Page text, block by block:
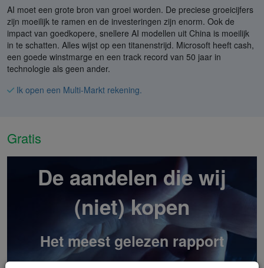
AI moet een grote bron van groei worden. De preciese groeicijfers
zijn moeilijk te ramen en de investeringen zijn enorm. Ook de
impact van goedkopere, snellere AI modellen uit China is moeilijk
in te schatten. Alles wijst op een titanenstrijd. Microsoft heeft cash,
een goede winstmarge en een track record van 50 jaar in
technologie als geen ander.
Ik open een Multi-Markt rekening.
Gratis
De aandelen die wij
(niet) kopen
Het meest gelezen rapport